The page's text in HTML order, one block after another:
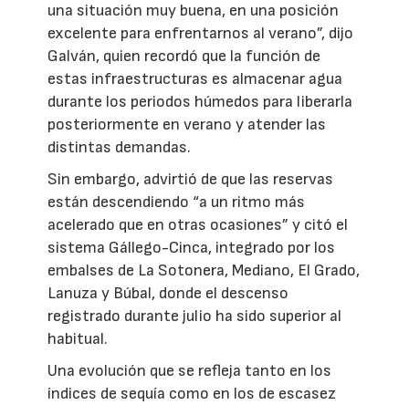
una situación muy buena, en una posición
excelente para enfrentarnos al verano”, dijo
Galván, quien recordó que la función de
estas infraestructuras es almacenar agua
durante los periodos húmedos para liberarla
posteriormente en verano y atender las
distintas demandas.
Sin embargo, advirtió de que las reservas
están descendiendo “a un ritmo más
acelerado que en otras ocasiones” y citó el
sistema Gállego-Cinca, integrado por los
embalses de La Sotonera, Mediano, El Grado,
Lanuza y Búbal, donde el descenso
registrado durante julio ha sido superior al
habitual.
Una evolución que se refleja tanto en los
índices de sequía como en los de escasez